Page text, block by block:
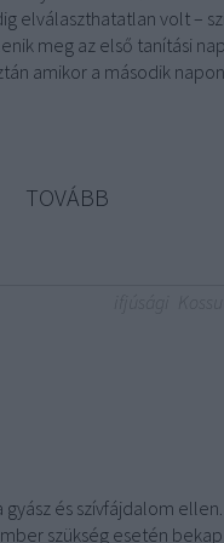
elválaszthatatlan volt –
meg az első tanítási
amikor a második
TOVÁBB
és szívfájdalom
szükség esetén